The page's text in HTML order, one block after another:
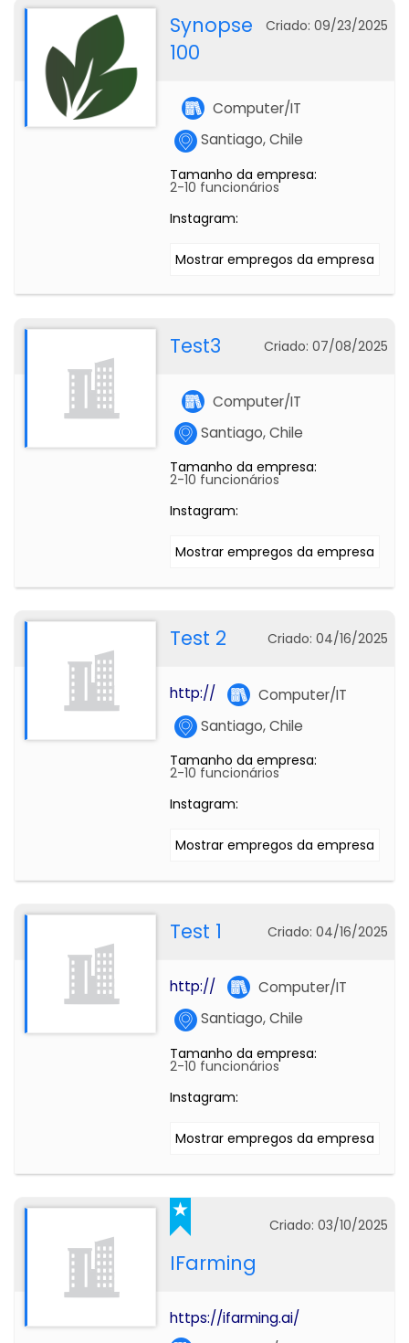
Synopse
100
Criado: 09/23/2025
Computer/IT
Santiago, Chile
Tamanho da empresa:
2-10 funcionários
Instagram:
Mostrar empregos da empresa
Test3 Criado: 07/08/2025
Computer/IT
Santiago, Chile
Tamanho da empresa:
2-10 funcionários
Instagram:
Mostrar empregos da empresa
Test 2 Criado: 04/16/2025
http://
Computer/IT
Santiago, Chile
Tamanho da empresa:
2-10 funcionários
Instagram:
Mostrar empregos da empresa
Test 1 Criado: 04/16/2025
http://
Computer/IT
Santiago, Chile
Tamanho da empresa:
2-10 funcionários
Instagram:
Mostrar empregos da empresa
IFarming
Criado: 03/10/2025
https://ifarming.ai/